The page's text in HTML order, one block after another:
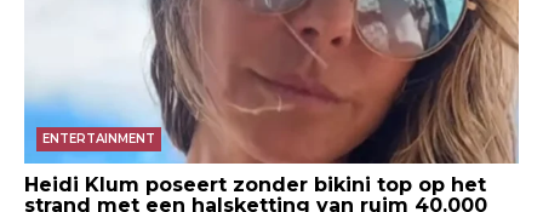
ENTERTAINMENT
Heidi Klum poseert zonder bikini top op het
strand met een halsketting van ruim 40.000